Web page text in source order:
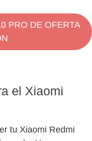
PRO DE OFERTA
el Xiaomi
tu Xiaomi Redmi